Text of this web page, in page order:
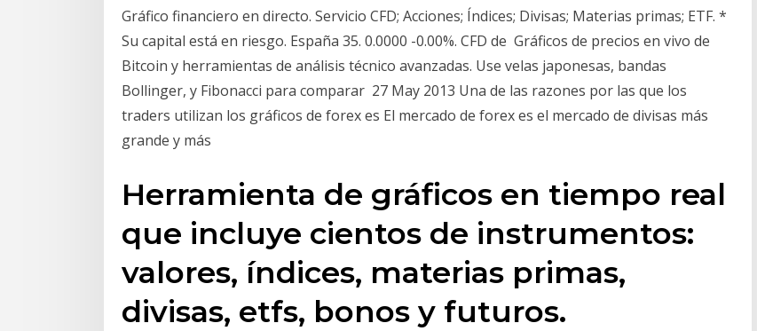
Gráfico financiero en directo. Servicio CFD; Acciones; Índices; Divisas; Materias primas; ETF. *
Su capital está en riesgo. España 35. 0.0000 -0.00%. CFD de Gráficos de precios en vivo de
Bitcoin y herramientas de análisis técnico avanzadas. Use velas japonesas, bandas
Bollinger, y Fibonacci para comparar 27 May 2013 Una de las razones por las que los
traders utilizan los gráficos de forex es El mercado de forex es el mercado de divisas más
grande y más
Herramienta de gráficos en tiempo real
que incluye cientos de instrumentos:
valores, índices, materias primas,
divisas, etfs, bonos y futuros.